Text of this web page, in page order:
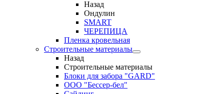
Назад
Ондулин
SMART
ЧЕРЕПИЦА
Пленка кровельная
Строительные материалы
Назад
Строительные материалы
Блоки для забора "GARD"
ООО "Бессер-бел"